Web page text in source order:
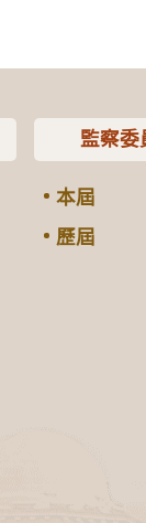
監察委
本屆
歷屆